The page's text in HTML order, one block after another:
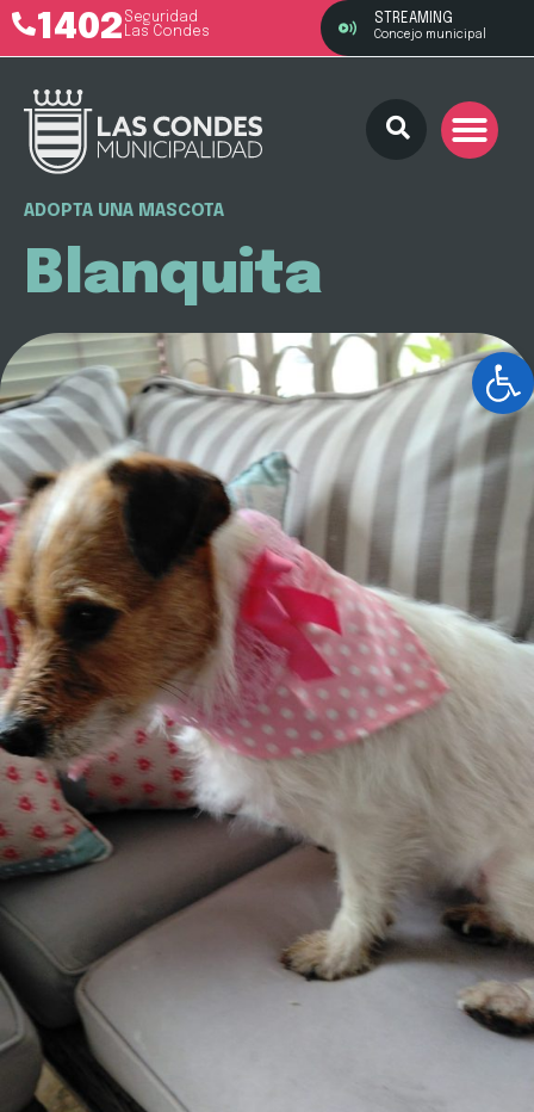
1402 Seguridad
Las Condes
STREAMING
Concejo municipal
ADOPTA UNA MASCOTA
Blanquita